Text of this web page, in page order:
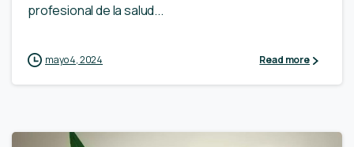
profesional de la salud...
mayo 4, 2024 Read more